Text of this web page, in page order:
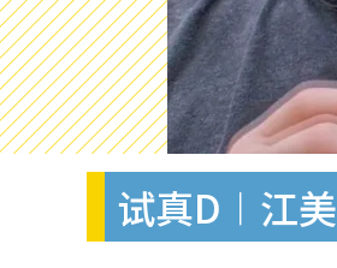
试真D︱江